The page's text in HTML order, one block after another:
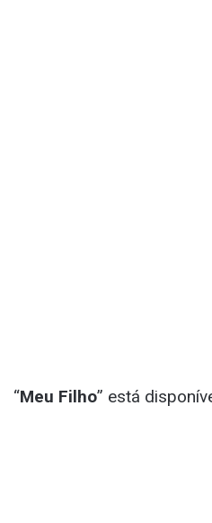
“Meu Filho” está